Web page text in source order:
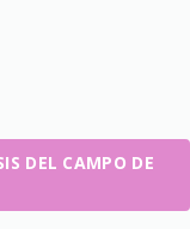
DEL CAMPO DE